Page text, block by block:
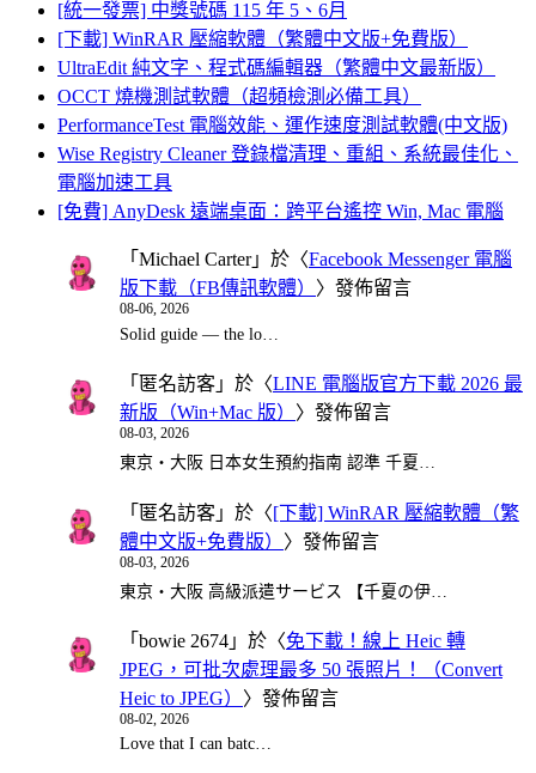
[統一發票] 中獎號碼 115 年 5、6月
[下載] WinRAR 壓縮軟體（繁體中文版+免費版）
UltraEdit 純文字、程式碼編輯器（繁體中文最新版）
OCCT 燒機測試軟體（超頻檢測必備工具）
PerformanceTest 電腦效能、運作速度測試軟體(中文版)
Wise Registry Cleaner 登錄檔清理、重組、系統最佳化、
電腦加速工具
[免費] AnyDesk 遠端桌面：跨平台遙控 Win, Mac 電腦
「 Michael Carter」於〈Facebook Messenger 電腦
版下載（FB傳訊軟體）
〉發佈留言
08-06, 2026
Solid guide — the lo…
「 匿名訪客 」於〈LINE 電腦版官方下載 2026 最
新版（Win+Mac 版） 〉發佈留言
08-03, 2026
東京・大阪 日本女生預約指南 認準 千夏…
「 匿名訪客 」於〈[下載] WinRAR 壓縮軟體（繁
體中文版+免費版） 〉發佈留言
08-03, 2026
東京・大阪 高級派遣サービス 【千夏の伊…
「 bowie 2674 」於〈免下載！線上 Heic 轉
JPEG，可批次處理最多 50 張照片！（Convert
Heic to JPEG） 〉發佈留言
08-02, 2026
Love that I can batc…